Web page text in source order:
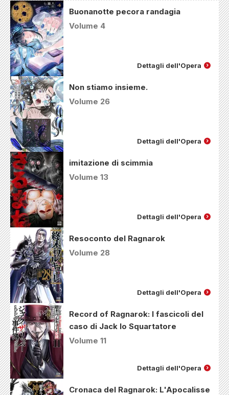
Buonanotte pecora randagia
Volume 4
Dettagli dell'Opera
Non stiamo insieme.
Volume 26
Dettagli dell'Opera
imitazione di scimmia
Volume 13
Dettagli dell'Opera
Resoconto del Ragnarok
Volume 28
Dettagli dell'Opera
Record of Ragnarok: I fascicoli del
caso di Jack lo Squartatore
Volume 11
Dettagli dell'Opera
Cronaca del Ragnarok: L'Apocalisse